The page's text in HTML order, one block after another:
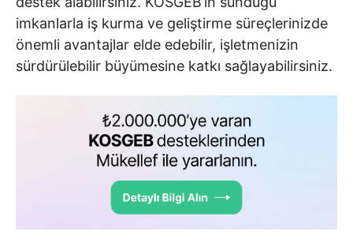
imkanlarla iş kurma ve geliştirme süreçlerinizde
önemli avantajlar elde edebilir, işletmenizin
sürdürülebilir büyümesine katkı sağlayabilirsiniz.